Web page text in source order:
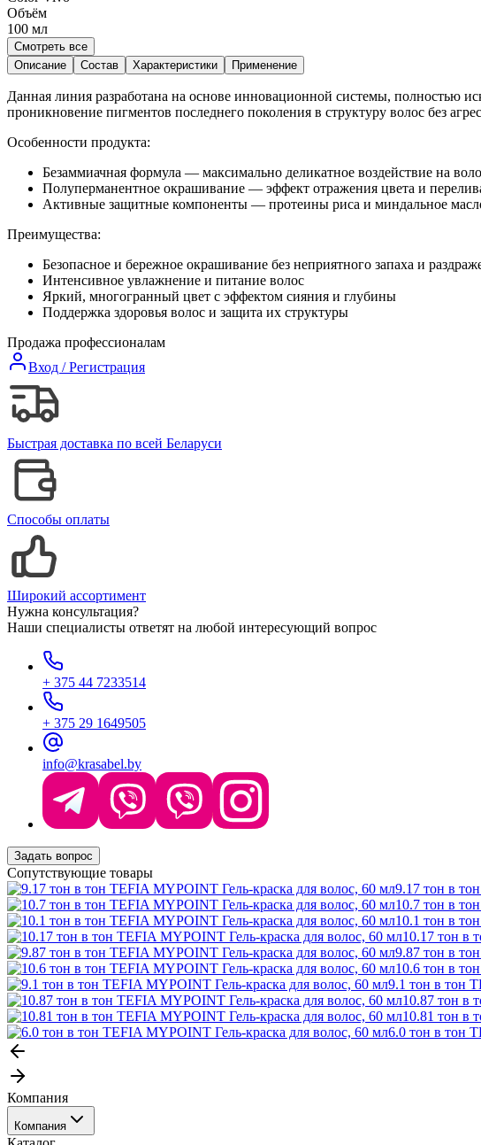
Объём
100 мл
Смотреть все
Описание
Состав Характеристики Применение
Данная линия разработана на основе инновационной системы, полностью
проникновение пигментов последнего поколения в структуру волос без
Особенности продукта:
Безаммиачная формула — максимально деликатное воздействие на
Полуперманентное окрашивание — эффект отражения цвета и
Активные защитные компоненты — протеины риса и миндальное
Преимущества:
Безопасное и бережное окрашивание без неприятного запаха и
Интенсивное увлажнение и питание волос
Яркий, многогранный цвет с эффектом сияния и глубины
Поддержка здоровья волос и защита их структуры
Продажа профессионалам
Вход / Регистрация
Быстрая доставка по всей Беларуси
Способы оплаты
Широкий ассортимент
Нужна консультация?
Наши специалисты ответят на любой интересующий вопрос
+ 375 44 7233514
+ 375 29 1649505
info@krasabel.by
Задать вопрос
Сопутствующие товары
9.17 тон в
10.7 тон в
10.1 тон в
10.17 тон в
9.87 тон в
10.6 тон в
9.1 тон в тон
10.87 тон в
10.81 тон в
6.0 тон в тон
Компания
Компания